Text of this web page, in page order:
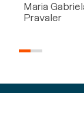
Maria
Pravaler